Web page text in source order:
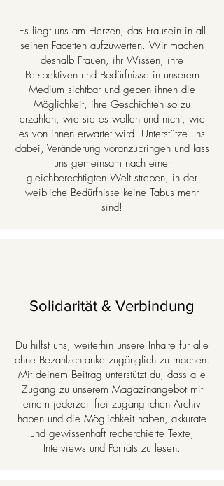
Es liegt uns am Herzen, das Frausein in all
seinen Facetten aufzuwerten. Wir machen
deshalb Frauen, ihr Wissen, ihre
Perspektiven und Bedürfnisse in unserem
Medium sichtbar und geben ihnen die
Möglichkeit, ihre Geschichten so zu
erzählen, wie sie es wollen und nicht, wie
es von ihnen erwartet wird. Unterstütze uns
dabei, Veränderung voranzubringen und lass
uns gemeinsam nach einer
gleichberechtigten Welt streben, in der
weibliche Bedürfnisse keine Tabus mehr
sind!
Solidarität & Verbindung
Du hilfst uns, weiterhin unsere Inhalte für alle
ohne Bezahlschranke zugänglich zu machen.
Mit deinem Beitrag unterstützt du, dass alle
Zugang zu unserem Magazinangebot mit
einem jederzeit frei zugänglichen Archiv
haben und die Möglichkeit haben, akkurate
und gewissenhaft recherchierte Texte,
Interviews und Porträts zu lesen.